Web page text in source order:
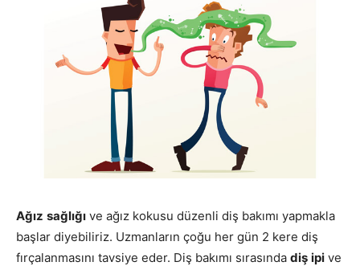
Ağız sağlığı ve ağız kokusu düzenli diş bakımı yapmakla
başlar diyebiliriz. Uzmanların çoğu her gün 2 kere diş
fırçalanmasını tavsiye eder. Diş bakımı sırasında diş ipi ve